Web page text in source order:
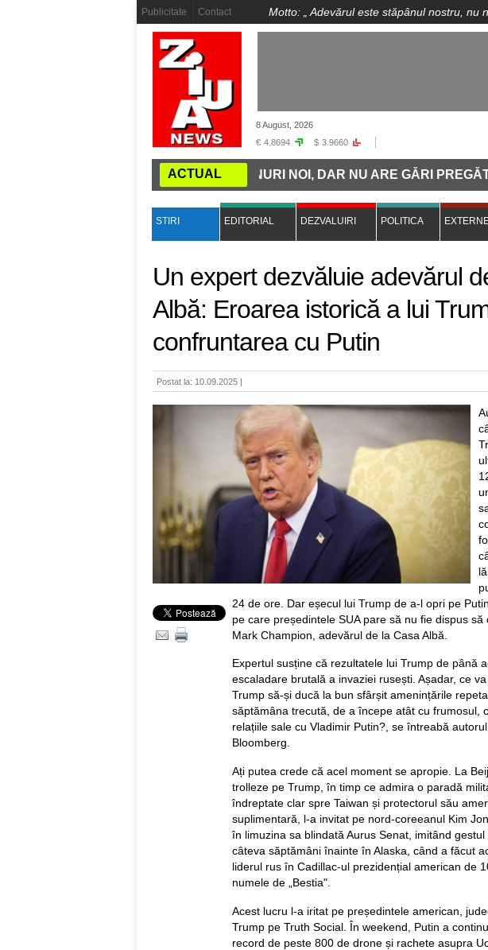
Publicitate Contact Motto: „ Adevărul este stăpânul nostru, nu
8 August, 2026
€ 4.8694 $ 3.9660
ACTUAL
ROMÂNIA CUMPĂRĂ TRENURI NOI, DAR NU ARE GĂRI PREGĂTITE
STIRI EDITORIAL DEZVALUIRI POLITICA
Un expert dezvăluie adevărul
Albă: Eroarea istorică a lui
confruntarea cu Putin
Postat la: 10.09.2025 |
24 de ore. Dar eșecul lui Trump de a-l opri pe
pe care președintele SUA pare să nu fie dispus
Mark Champion, adevărul de la Casa Albă.
Expertul susține că rezultatele lui Trump de până
escaladare brutală a invaziei rusești. Așadar, ce
Trump să-și ducă la bun sfârșit amenințările
săptămâna trecută, de a începe atât cu frumosul,
relațiile sale cu Vladimir Putin?, se întreabă
Bloomberg.
Ați putea crede că acel moment se apropie. La
trolleze pe Trump, în timp ce admira o paradă
îndreptate clar spre Taiwan și protectorul său
suplimentară, l-a invitat pe nord-coreeanul Kim
în limuzina sa blindată Aurus Senat, imitând
câteva săptămâni înainte în Alaska, când a făcut
liderul rus în Cadillac-ul prezidențial american de
numele de „Bestia".
Acest lucru l-a iritat pe președintele american,
Trump pe Truth Social. În weekend, Putin a
record de peste 800 de drone și rachete asupra